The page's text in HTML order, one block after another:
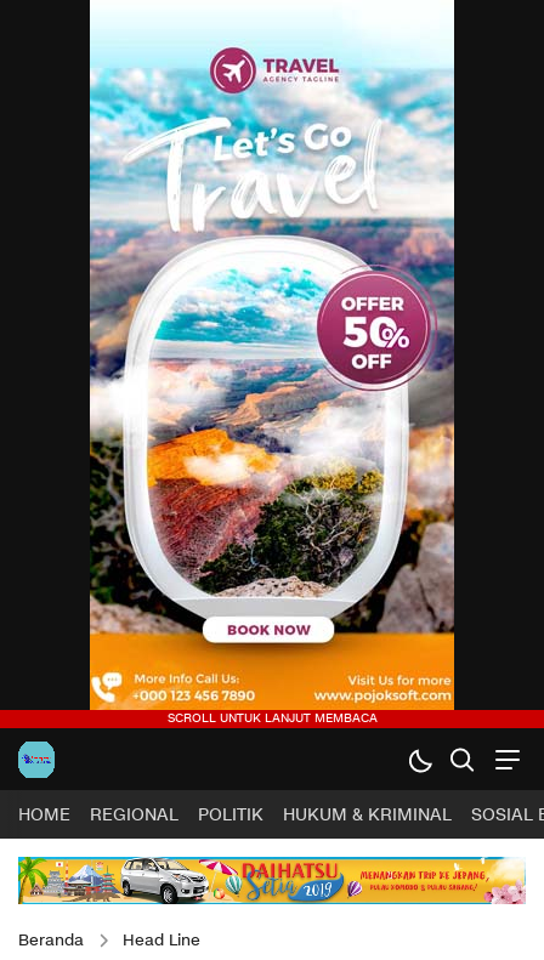
HOME REGIONAL POLITIK HUKUM & KRIMINAL SOSIAL
Beranda Head Line